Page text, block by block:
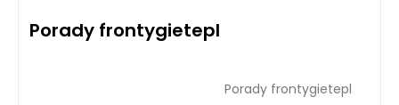
Porady frontygietepl
Porady frontygietepl